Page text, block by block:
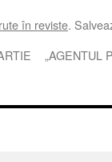
în reviste.
„AGENTUL